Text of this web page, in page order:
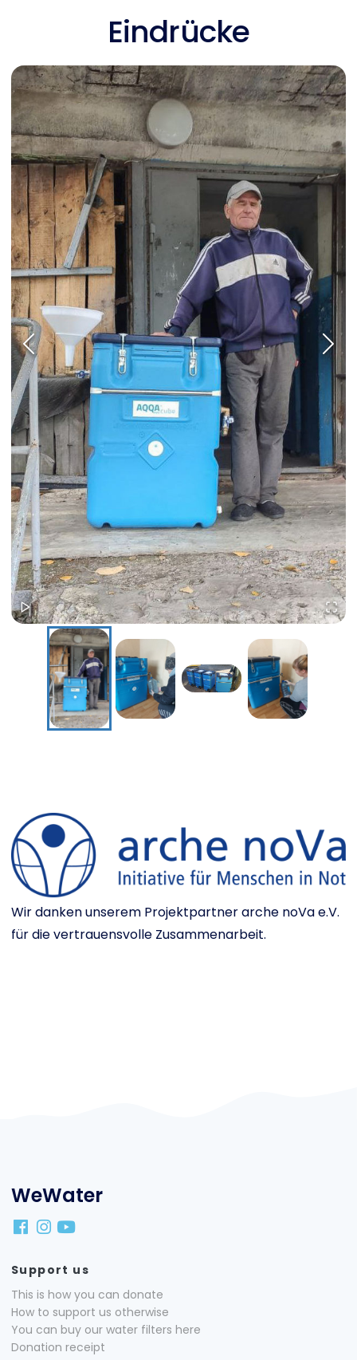
Eindrücke
Wir danken unserem Projektpartner arche noVa e.V.
für die vertrauensvolle Zusammenarbeit.
WeWater
Support us
This is how you can donate
How to support us otherwise
You can buy our water filters here
Donation receipt